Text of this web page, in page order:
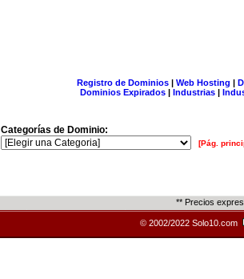
Registro de Dominios| Web Hosting |
Dominios Expirados | Industrias |
Categorías de Dominio:
[Pág.
** Precios
© 2002/2022 Solo10.com